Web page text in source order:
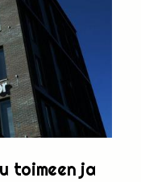
toimeen ja